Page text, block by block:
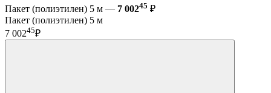
Пакет (полиэтилен) 5 м — 7 00245 ₽
Пакет (полиэтилен) 5 м
7 00245₽